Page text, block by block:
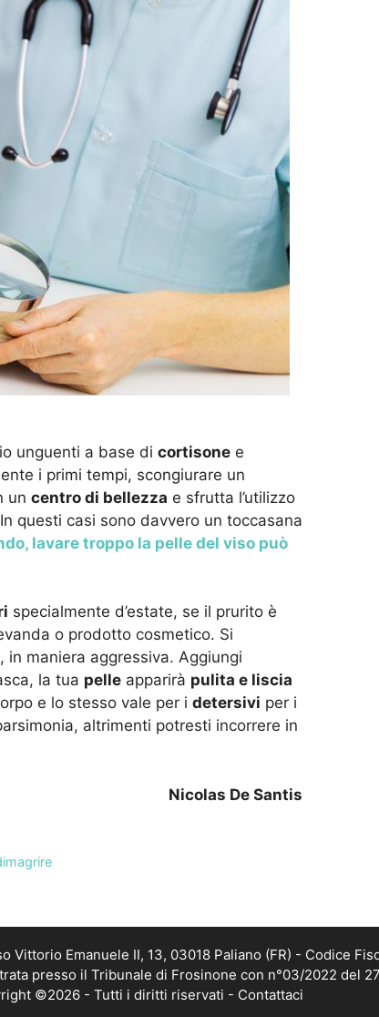
unguenti a base di cortisone e
i primi tempi, scongiurare un
un centro di bellezza e sfrutta l’utilizzo
In questi casi sono davvero un toccasana
lavare troppo la pelle del viso può
specialmente d’estate, se il prurito è
o prodotto cosmetico. Si
maniera aggressiva. Aggiungi
la tua pelle apparirà pulita e liscia
e lo stesso vale per i detersivi per i
altrimenti potresti incorrere in
Nicolas De Santis
Vittorio Emanuele II, 13, 03018 Paliano (FR) - Codice
presso il Tribunale di Frosinone con n°03/2022 del
©2026 - Tutti i diritti riservati - Contattaci